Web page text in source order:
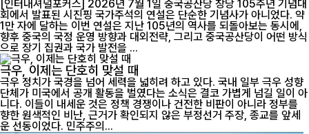
[인터내셔널포커스] 2026년 7월 1일 중국공산당 창당 105주년 기념대
회에서 발표된 시진핑 국가주석의 연설은 단순한 기념사가 아니었다. 약
1만 자에 달하는 이번 연설은 지난 105년의 역사를 되돌아보는 동시에,
향후 중국의 국정 운영 방향과 대외전략, 그리고 중국공산당이 어떤 방식
으로 장기 집권과 국가 발전을 ...
극우, 이제는 단호히 맞설 때
극우 정치가 국경을 넘어 세력을 넓히려 하고 있다. 국내 일부 극우 성향
단체가 미국에서 공개 활동을 벌였다는 소식은 결코 가볍게 넘길 일이 아
니다. 이들이 내세운 것은 정책 경쟁이나 건전한 비판이 아니라 정부를
향한 원색적인 비난, 근거가 확인되지 않은 부정선거 주장, 종교를 앞세
운 선동이었다. 민주주의...